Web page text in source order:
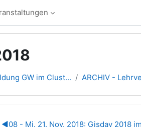
GW im Clust... ARCHIV -
◀︎08 - Mi. 21. Nov. 2018: Gisday 2018